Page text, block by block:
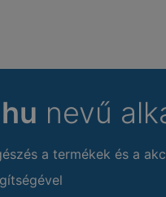
nevű
a termékek és a